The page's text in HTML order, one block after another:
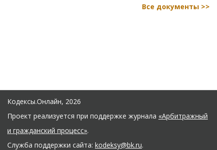
Все документы >>
Кодексы.Онлайн, 2026
Проект реализуется при поддержке журнала «Арбитражный
и гражданский процесс».
Служба поддержки сайта: kodeksy@bk.ru.